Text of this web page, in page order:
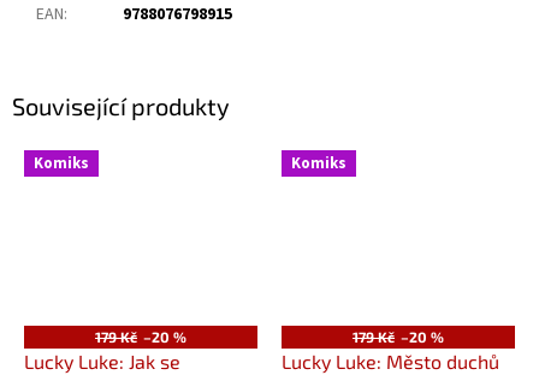
Související produkty
Komiks
179 Kč –20 %
Lucky Luke: Jak se
Komiks
179 Kč –20 %
Lucky Luke: Město duchů
EAN: 9788076798915